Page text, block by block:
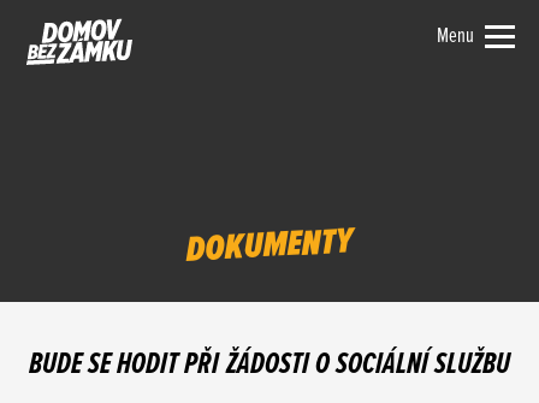
Menu
DOKUMENTY
BUDE SE HODIT PŘI ŽÁDOSTI O SOCIÁLNÍ SLUŽBU